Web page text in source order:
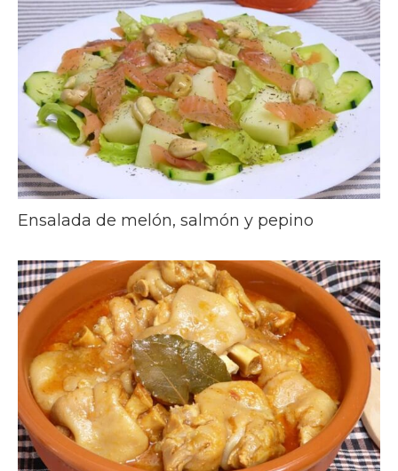
Ensalada de melón, salmón y pepino